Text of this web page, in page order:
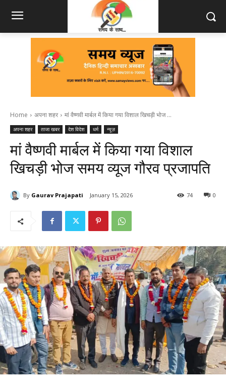
Home अपना शहर मां वैष्णवी मार्बल में किया गया विशाल खिचड़ी भोज ...
अपना शहर ताजा खबर देश विदेश धर्म न्यूज़
मां वैष्णवी मार्बल में किया गया विशाल
खिचड़ी भोज समय व्यूज गौरव प्रजापति
By Gaurav Prajapati January 15, 2026 0
74